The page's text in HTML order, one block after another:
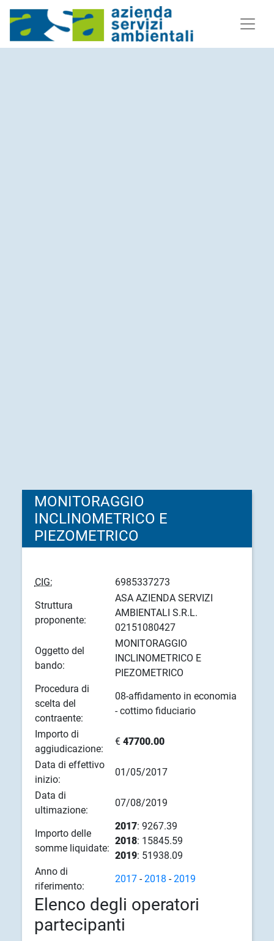
MONITORAGGIO
INCLINOMETRICO E
PIEZOMETRICO
CIG:
6985337273
Struttura
proponente:
ASA AZIENDA SERVIZI
AMBIENTALI S.R.L.
02151080427
Oggetto del
bando:
MONITORAGGIO
INCLINOMETRICO E
PIEZOMETRICO
Procedura di
scelta del
contraente:
08-affidamento in economia
- cottimo fiduciario
Importo di
aggiudicazione:
€ 47700.00
Data di effettivo
inizio:
01/05/2017
Data di
ultimazione:
07/08/2019
Importo delle
somme liquidate:
2017: 9267.39
2018: 15845.59
2019: 51938.09
Anno di
riferimento:
2017-2018 -2019
Elenco degli operatori
partecipanti